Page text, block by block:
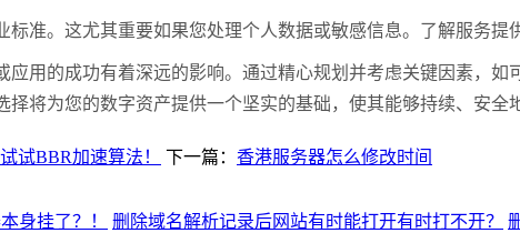
。这尤其重要如果您处理个人数据或敏感信息。了解服务提
的成功有着深远的影响。通过精心规划并考虑关键因素，如
将为您的数字资产提供一个坚实的基础，使其能够持续、安全
试BBR加速算法！ 下一篇： 香港服务器怎么修改时间
身挂了？！
删除域名解析记录后网站有时能打开有时打不开？